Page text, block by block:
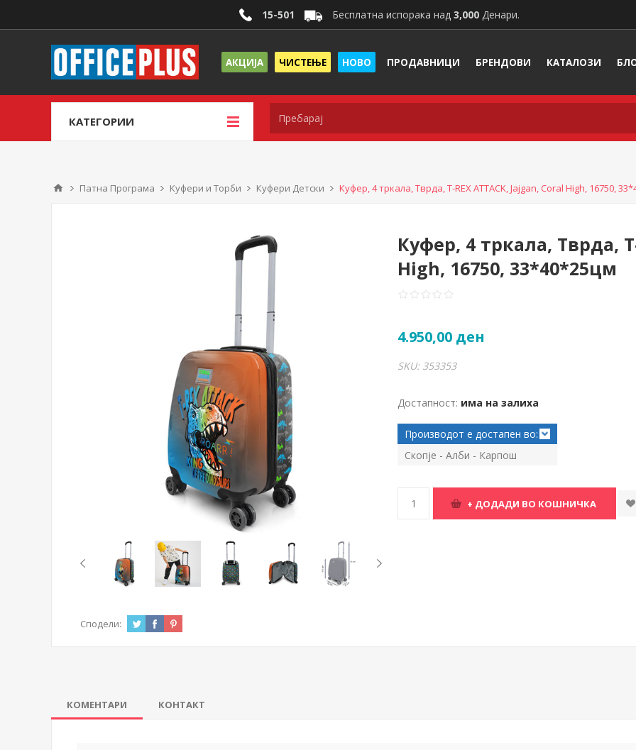
15-501 Бесплатна испорака над 3,000 Денари.
АКЦИЈА ЧИСТЕЊЕ НОВО ПРОДАВНИЦИ БРЕНДОВИ КАТАЛОЗИ
КАТЕГОРИИ
Патна Програма Куфери и Торби Куфери Детски Куфер, 4 тркала, Тврда, T-REX ATTACK, Jajgan, Coral High, 16750,
Куфер, 4 тркала, Тврда,
High, 16750, 33*40*25цм
4.950,00 ден
SKU: 353353
Достапност: има на залиха
Производот е достапен во:
Скопје - Алби - Карпош
Сподели:
КОМЕНТАРИ КОНТАКТ